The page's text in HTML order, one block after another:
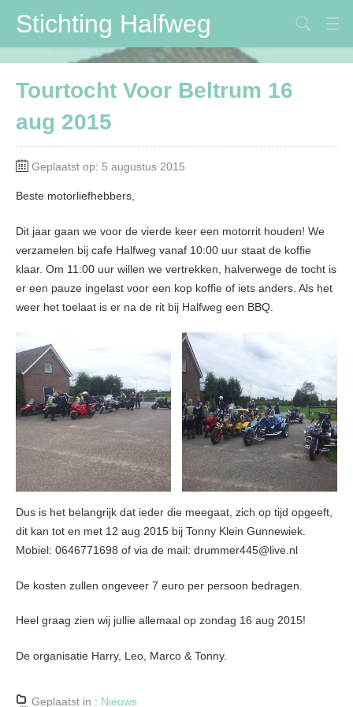
Stichting Halfweg
Stichting Halfweg
Volksfeestvereniging
DVV
Maïspotters
Verbouwing
Contactpersonen
Tourtocht Voor Beltrum 16
aug 2015
Geplaatst op: 5 augustus 2015
Beste motorliefhebbers,
Dit jaar gaan we voor de vierde keer een motorrit houden! We
verzamelen bij cafe Halfweg vanaf 10:00 uur staat de koffie
klaar. Om 11:00 uur willen we vertrekken, halverwege de tocht is
er een pauze ingelast voor een kop koffie of iets anders. Als het
weer het toelaat is er na de rit bij Halfweg een BBQ.
Dus is het belangrijk dat ieder die meegaat, zich op tijd opgeeft,
dit kan tot en met 12 aug 2015 bij Tonny Klein Gunnewiek.
Mobiel: 0646771698 of via de mail: drummer445@live.nl
De kosten zullen ongeveer 7 euro per persoon bedragen.
Heel graag zien wij jullie allemaal op zondag 16 aug 2015!
De organisatie Harry, Leo, Marco & Tonny.
Geplaatst in : Nieuws